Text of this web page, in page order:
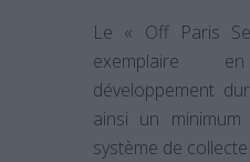
Le « Off Paris
exemplaire
développement
ainsi un minimum
système de collecte